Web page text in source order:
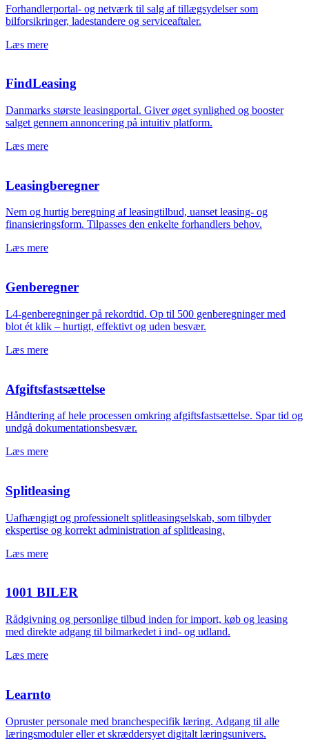
Forhandlerportal- og netværk til salg af tillægsydelser som
bilforsikringer, ladestandere og serviceaftaler.
Læs mere
FindLeasing
Danmarks største leasingportal. Giver øget synlighed og booster
salget gennem annoncering på intuitiv platform.
Læs mere
Leasingberegner
Nem og hurtig beregning af leasingtilbud, uanset leasing- og
finansieringsform. Tilpasses den enkelte forhandlers behov.
Læs mere
Genberegner
L4-genberegninger på rekordtid. Op til 500 genberegninger med
blot ét klik – hurtigt, effektivt og uden besvær.
Læs mere
Afgiftsfastsættelse
Håndtering af hele processen omkring afgiftsfastsættelse. Spar tid og
undgå dokumentationsbesvær.
Læs mere
Splitleasing
Uafhængigt og professionelt splitleasingselskab, som tilbyder
ekspertise og korrekt administration af splitleasing.
Læs mere
1001 BILER
Rådgivning og personlige tilbud inden for import, køb og leasing
med direkte adgang til bilmarkedet i ind- og udland.
Læs mere
Learnto
Opruster personale med branchespecifik læring. Adgang til alle
læringsmoduler eller et skræddersyet digitalt læringsunivers.